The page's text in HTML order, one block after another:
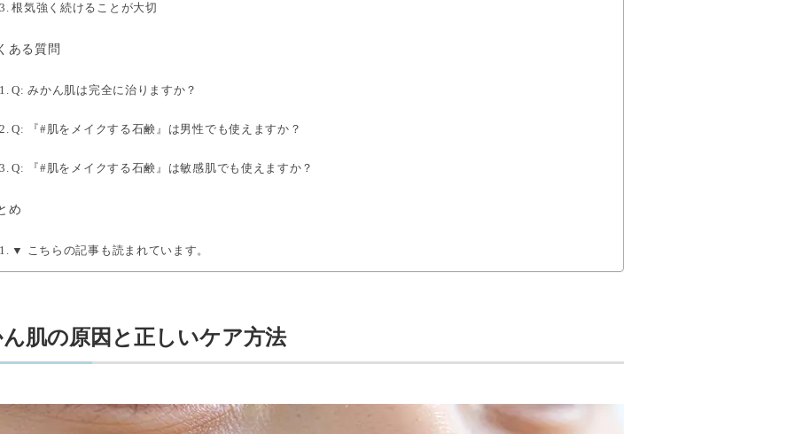
根気強く続けることが大切
ある質問
Q: みかん肌は完全に治りますか？
Q: 『#肌をメイクする石鹸』は男性でも使えますか？
Q: 『#肌をメイクする石鹸』は敏感肌でも使えますか？
め
▼ こちらの記事も読まれています。
肌の原因と正しいケア方法